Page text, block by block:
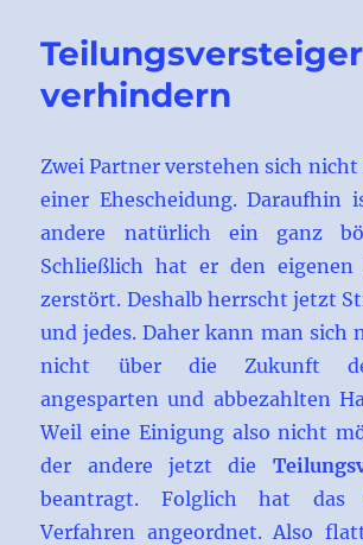
verhindern
Zwei Partner verstehen sich nicht
einer Ehescheidung. Daraufhin
andere natürlich ein ganz
Schließlich hat er den eigenen
zerstört. Deshalb herrscht jetzt
und jedes. Daher kann man sich
nicht über die Zukunft
angesparten und abbezahlten
Weil eine Einigung also nicht
der andere jetzt die
beantragt. Folglich hat das
Verfahren angeordnet. Also